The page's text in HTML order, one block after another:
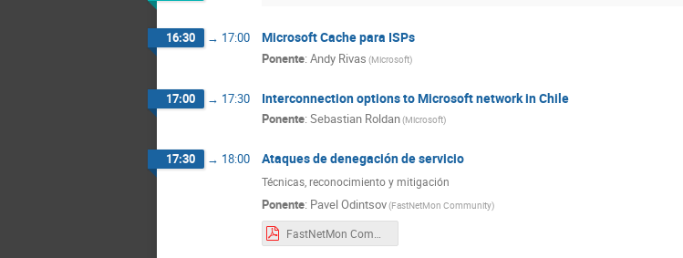
16:30 → 17:00 Microsoft Cache para ISPs
Ponente: Andy Rivas (Microsoft)
17:00 → 17:30 Interconnection options to Microsoft network in Chile
Ponente: Sebastian Roldan(Microsoft)
17:30 → 18:00 Ataques de denegación de servicio
Técnicas, reconocimiento y mitigación
Ponente: Pavel Odintsov(FastNetMon Community)